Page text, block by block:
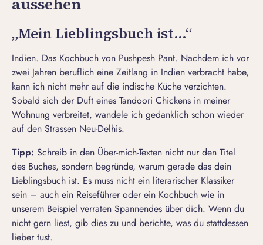
aussehen
„Mein Lieblingsbuch ist…“
Indien. Das Kochbuch von Pushpesh Pant. Nachdem ich vor
zwei Jahren beruflich eine Zeitlang in Indien verbracht habe,
kann ich nicht mehr auf die indische Küche verzichten.
Sobald sich der Duft eines Tandoori Chickens in meiner
Wohnung verbreitet, wandele ich gedanklich schon wieder
auf den Strassen Neu-Delhis.
Tipp: Schreib in den Über-mich-Texten nicht nur den Titel
des Buches, sondern begründe, warum gerade das dein
Lieblingsbuch ist. Es muss nicht ein literarischer Klassiker
sein – auch ein Reiseführer oder ein Kochbuch wie in
unserem Beispiel verraten Spannendes über dich. Wenn du
nicht gern liest, gib dies zu und berichte, was du stattdessen
lieber tust.